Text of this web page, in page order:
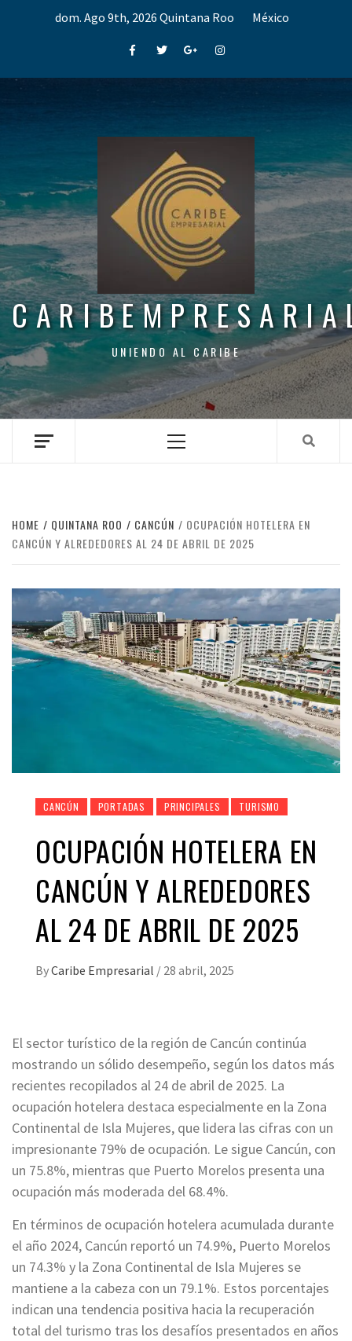
dom. Ago 9th, 2026 Quintana Roo México
FacebookTwitterGoogle+Instagram
UNIENDO AL CARIBE
Menu
HOME QUINTANA ROO CANCÚN
OCUPACIÓN HOTELERA EN
CANCÚN Y ALREDEDORES AL 24 DE ABRIL DE 2025
CANCÚN PORTADAS PRINCIPALES TURISMO
OCUPACIÓN HOTELERA EN
CANCÚN Y ALREDEDORES
AL 24 DE ABRIL DE 2025
ByCaribe Empresarial / 28 abril, 2025
El sector turístico de la región de Cancún continúa
mostrando un sólido desempeño, según los datos más
recientes recopilados al 24 de abril de 2025. La
ocupación hotelera destaca especialmente en la Zona
Continental de Isla Mujeres, que lidera las cifras con un
impresionante 79% de ocupación. Le sigue Cancún, con
un 75.8%, mientras que Puerto Morelos presenta una
ocupación más moderada del 68.4%.
En términos de ocupación hotelera acumulada durante
el año 2024, Cancún reportó un 74.9%, Puerto Morelos
un 74.3% y la Zona Continental de Isla Mujeres se
mantiene a la cabeza con un 79.1%. Estos porcentajes
indican una tendencia positiva hacia la recuperación
total del turismo tras los desafíos presentados en años